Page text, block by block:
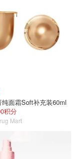
纯面霜Soft补充装60ml
积分
Mart